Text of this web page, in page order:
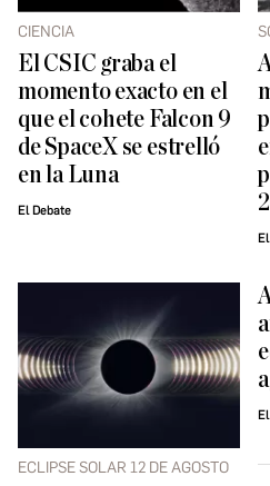
CIENCIA
El CSIC graba el
momento exacto en el
que el cohete Falcon 9
de SpaceX se estrelló
en la Luna
El Debate
ECLIPSE SOLAR 12 DE AGOSTO